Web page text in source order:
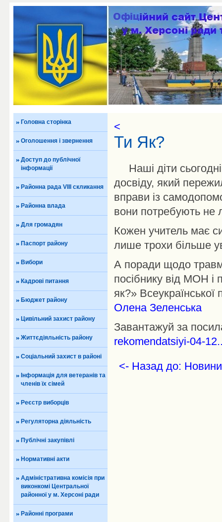
Головна сторінка
Оголошення і звернення
Доступ до публічної
інформації
Районна рада VIII скликання
Районна влада
Для громадян
Паспорт району
Вибори
Кадрові питання
Бюджет району
Цивільний захист району
Життєдіяльність району
Соціальний захист в районі
Інформація для ветеранів та
членів їх сімей
Реєстр виборців
Регуляторна діяльність
Публічні закупівлі
Нормативні акти
Адміністративна комісія при
виконкомі Центральної
районної у м. Херсоні ради
Районні програми
<
Ти Як?
Наші діти сьогодні
досвіду, який
вправи із
вони потребують не
Кожен учитель має
лише трохи більше
А поради щодо
посібнику від МОН і
як?» Всеукраїнської
Олена Зеленська
Завантажуй за
rekomendatsiyi-04-
<- Назад до: Новини